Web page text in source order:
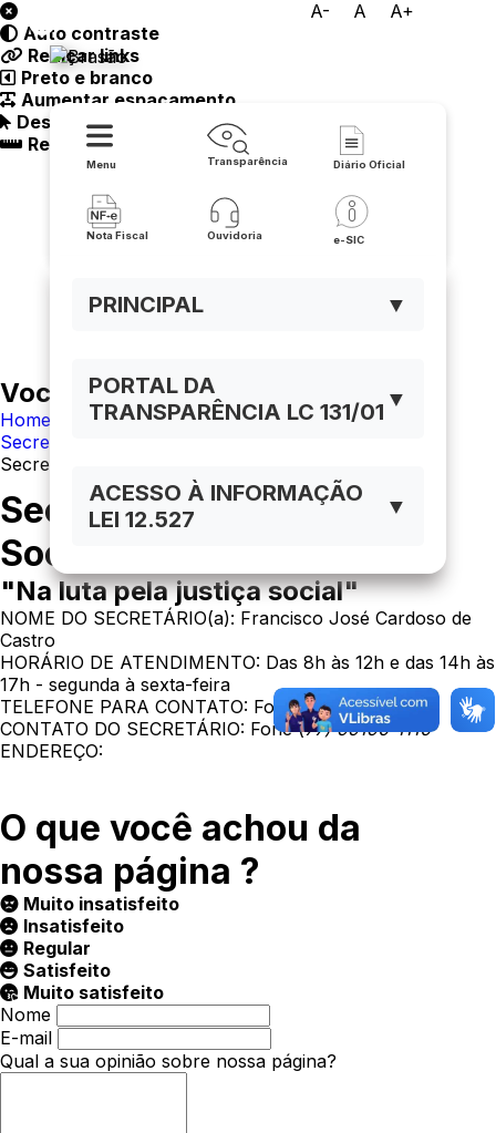
A- A A+
Menu Transparência Diário Oficial
Nota Fiscal Ouvidoria e-SIC
PRINCIPAL ▼
PORTAL DA
TRANSPARÊNCIA LC 131/01 ▼
ACESSO À INFORMAÇÃO
LEI 12.527
▼
Auto contraste
Realçar links
Preto e branco
Aumentar espaçamento
Destacando cursor
Regua guia
Você está navegando em:
Home
Secretarias
Secretaria de Assistência Social
Secretaria de Assistência
Social
"Na luta pela justiça social"
NOME DO SECRETÁRIO(a): Francisco José Cardoso de
Castro
HORÁRIO DE ATENDIMENTO: Das 8h às 12h e das 14h às
17h - segunda à sexta-feira
TELEFONE PARA CONTATO: Fone (77) 3643-1043
CONTATO DO SECRETÁRIO: Fone (77) 99190-1110
ENDEREÇO:
O que você achou da
nossa página ?
Muito insatisfeito
Insatisfeito
Regular
Satisfeito
Muito satisfeito
Nome
E-mail
Qual a sua opinião sobre nossa página?